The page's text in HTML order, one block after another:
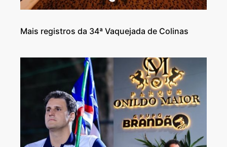
Mais registros da 34ª Vaquejada de Colinas